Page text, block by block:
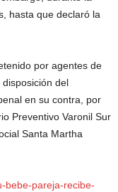
hasta que declaró la
por agentes de
del
en su contra, por
Preventivo Varonil Sur
Santa Martha
bebe-pareja-recibe-